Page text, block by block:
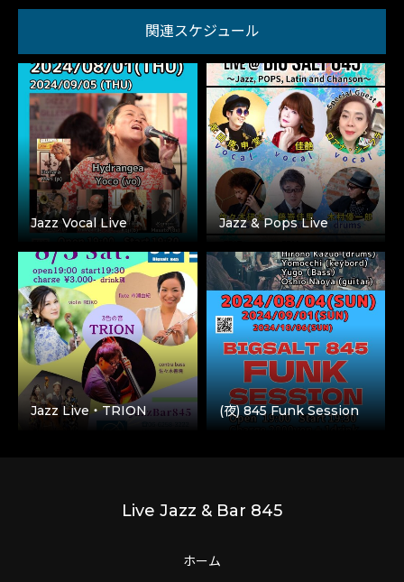
関連スケジュール
Jazz Vocal Live Jazz & Pops Live
Jazz Live・TRION (夜) 845 Funk Session
Live Jazz & Bar 845
ホーム